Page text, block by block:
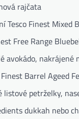
rajčata
Tesco Finest Mixed
Free Range
avokádo, nakrájené
Finest Barrel Ageed
listové petrželky,
dukkah nebo